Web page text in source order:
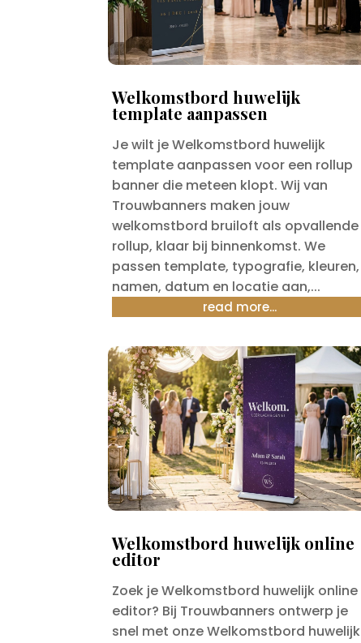
Welkomstbord huwelijk
template aanpassen
Je wilt je Welkomstbord huwelijk
template aanpassen voor een rollup
banner die meteen klopt. Wij van
Trouwbanners maken jouw
welkomstbord bruiloft als opvallende
rollup, klaar bij binnenkomst. We
passen template, typografie, kleuren,
namen, datum en locatie aan,...
read more...
Welkomstbord huwelijk online
editor
Zoek je Welkomstbord huwelijk online
editor? Bij Trouwbanners ontwerp je
snel met onze Welkomstbord huwelijk